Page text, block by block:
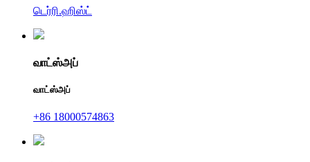
டெர்ரி.ஹிஸ்ட்
வாட்ஸ்அப்
வாட்ஸ்அப்
+86 18000574863